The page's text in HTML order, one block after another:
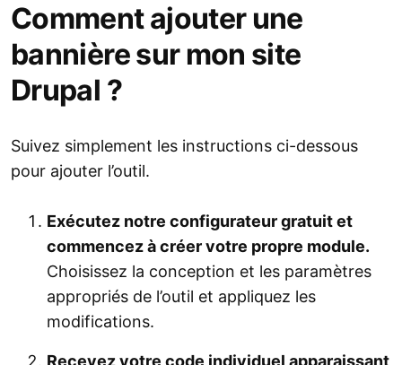
Comment ajouter une
bannière sur mon site
Drupal ?
Suivez simplement les instructions ci-dessous
pour ajouter l’outil.
Exécutez notre configurateur gratuit et
commencez à créer votre propre module.
Choisissez la conception et les paramètres
appropriés de l’outil et appliquez les
modifications.